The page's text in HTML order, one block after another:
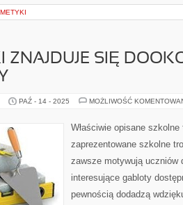
ZNAJDUJE SIĘ
PAŹ - 14 - 2025 MOŻLIWOŚĆ
Właściwie opisane
zaprezentowane szkolne
zawsze motywują uczniów
interesujące gabloty
pewnością dodadzą